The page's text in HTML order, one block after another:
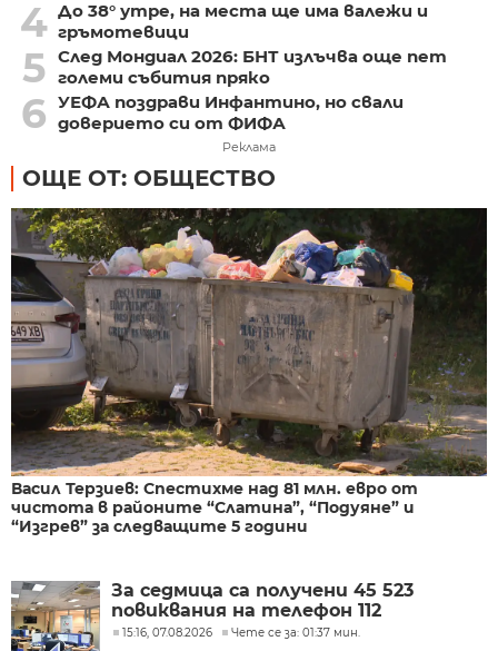
4 До 38° утре, на места ще има валежи и
гръмотевици
5 След Мондиал 2026: БНТ излъчва още пет
големи събития пряко
6 УЕФА поздрави Инфантино, но свали
доверието си от ФИФА
Реклама
ОЩЕ ОТ: ОБЩЕСТВО
Васил Терзиев: Спестихме над 81 млн. евро от
чистота в районите “Слатина”, “Подуяне” и
“Изгрев” за следващите 5 години
За седмица са получени 45 523
повиквания на телефон 112
15:16, 07.08.2026 Чете се за: 01:37 мин.